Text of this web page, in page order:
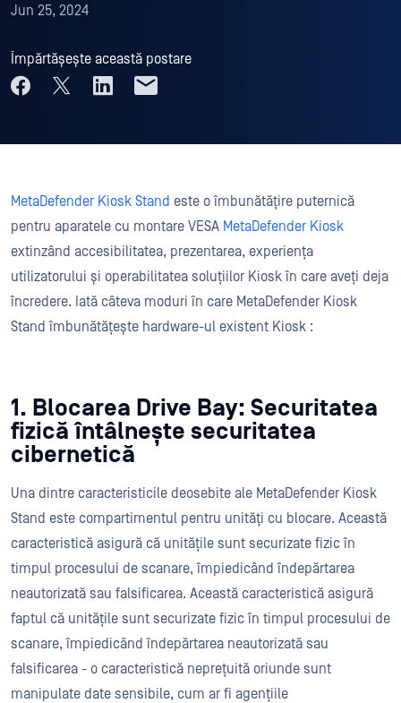
Jun 25, 2024
Împărtășește această postare
MetaDefender Kiosk Stand este o îmbunătățire puternică
pentru aparatele cu montare VESA MetaDefender Kiosk
extinzând accesibilitatea, prezentarea, experiența
utilizatorului și operabilitatea soluțiilor Kiosk în care aveți deja
încredere. Iată câteva moduri în care MetaDefender Kiosk
Stand îmbunătățește hardware-ul existent Kiosk :
1. Blocarea Drive Bay: Securitatea
fizică întâlnește securitatea
cibernetică
Una dintre caracteristicile deosebite ale MetaDefender Kiosk
Stand este compartimentul pentru unități cu blocare. Această
caracteristică asigură că unitățile sunt securizate fizic în
timpul procesului de scanare, împiedicând îndepărtarea
neautorizată sau falsificarea. Această caracteristică asigură
faptul că unitățile sunt securizate fizic în timpul procesului de
scanare, împiedicând îndepărtarea neautorizată sau
falsificarea - o caracteristică neprețuită oriunde sunt
manipulate date sensibile, cum ar fi agențiile